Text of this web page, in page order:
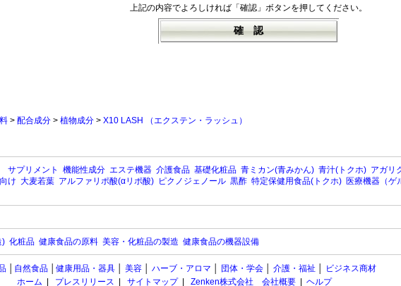
上記の内容でよろしければ「確認」ボタンを押してください。
> 配合成分 > 植物成分 > X10 LASH （エクステン・ラッシュ）
サプリメント 機能性成分 エステ機器 介護食品 基礎化粧品 青ミカン(青みかん) 青汁(トクホ) アガリ
け 大麦若葉 アルファリポ酸(αリポ酸) ピクノジェノール 黒酢 特定保健用食品(トクホ) 医療機器（ゲ
) 化粧品 健康食品の原料 美容・化粧品の製造 健康食品の機器設備
自然食品 健康用品・器具 美容 ハーブ・アロマ 団体・学会 介護・福祉
ビジネス商材
ホーム
プレスリリース サイトマップ| Zenken株式会社 会社概要 ヘルプ